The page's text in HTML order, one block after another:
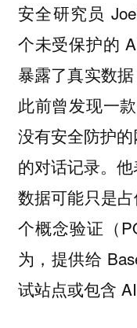
安全研究员
个未受保护的
暴露了真实数
此前曾发现一
没有安全防护
的对话记录。
数据可能只是
个概念验证（
为，提供给
试站点或包含